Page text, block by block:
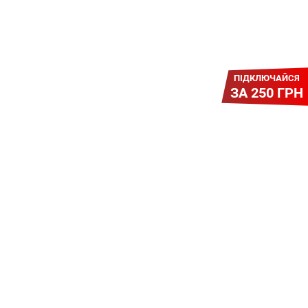
ПІДКЛЮЧАЙСЯ
ЗА 250 ГРН